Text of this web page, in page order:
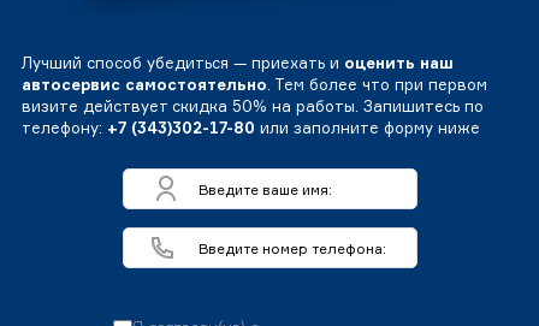
Лучший способ убедиться — приехать и оценить наш
автосервис самостоятельно. Тем более что при первом
визите действует скидка 50% на работы. Запишитесь по
телефону: +7 (343)302-17-80 или заполните форму ниже